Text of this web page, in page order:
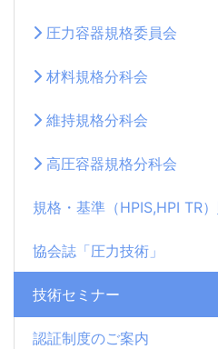
圧力容器規格委員会
材料規格分科会
維持規格分科会
高圧容器規格分科会
規格・基準（HPIS,HPI TR
協会誌「圧力技術」
技術セミナー
認証制度のご案内